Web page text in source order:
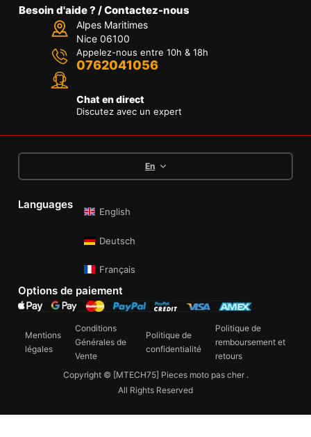
Besoin d'aide ? / Contactez-nous
Alpes Maritimes
Nice 06100
Appelez-nous entre 10h & 18h
0762041056
Chat en direct
Discutez avec un expert
En
Languages
English
Deutsch
Français
Options de paiement
Copyright © [MTECH75] Pieces moto pas cher .
All Rights Reserved
Mentions
légales
Conditions
Générales de
Vente
Politique de
confidentialité
Politique de
remboursement et
retours